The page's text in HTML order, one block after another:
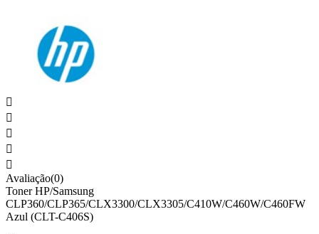





Avaliação(0)
Toner HP/Samsung
CLP360/CLP365/CLX3300/CLX3305/C410W/C460W/C460FW
Azul (CLT-C406S)